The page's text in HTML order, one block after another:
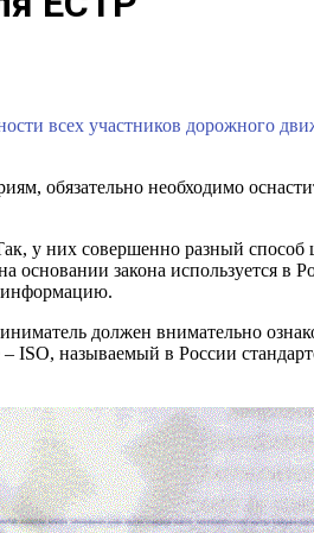
всех участников дорожного
обязательно необходимо
у них совершенно разный
закона используется в
должен внимательно
называемый в России